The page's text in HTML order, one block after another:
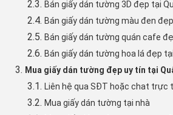
2.3. Bán giấy dán tường 3D đẹp tại
2.4. Bán giấy dán tường màu đen
2.5. Bán giấy dán tường quán cafe
2.6. Bán giấy dán tường hoa lá đẹp
3. Mua giấy dán tường đẹp uy tín tại
3.1. Liên hệ qua SĐT hoặc chat trực
3.2. Mua giấy dán tường tại nhà